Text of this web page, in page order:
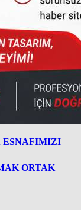
ESNAFIMIZI
ORTAK